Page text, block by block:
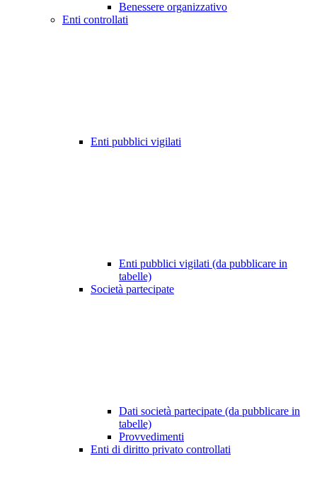
Benessere organizzativo
Enti controllati
Enti pubblici vigilati
Enti pubblici vigilati (da pubblicare in
tabelle)
Società partecipate
Dati società partecipate (da pubblicare in
tabelle)
Provvedimenti
Enti di diritto privato controllati